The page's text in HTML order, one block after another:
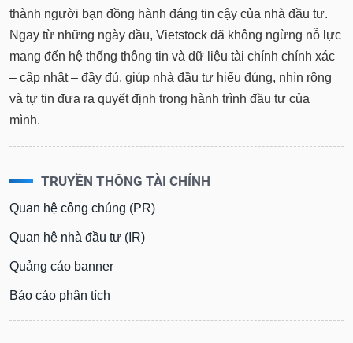
thành người bạn đồng hành đáng tin cậy của nhà đầu tư.
Ngay từ những ngày đầu, Vietstock đã không ngừng nỗ lực
mang đến hệ thống thông tin và dữ liệu tài chính chính xác
– cập nhật – đầy đủ, giúp nhà đầu tư hiểu đúng, nhìn rộng
và tự tin đưa ra quyết định trong hành trình đầu tư của
mình.
TRUYỀN THÔNG TÀI CHÍNH
Quan hệ công chúng (PR)
Quan hệ nhà đầu tư (IR)
Quảng cáo banner
Báo cáo phân tích